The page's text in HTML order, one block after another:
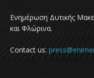
Ενημέρωση Δυτικής
και Φλώρινα.
Contact us: